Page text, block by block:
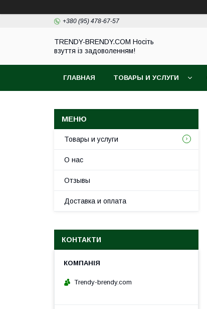
+380 (95) 478-67-57
TRENDY-BRENDY.COM Носіть
взуття із задоволенням!
ГЛАВНАЯ ТОВАРЫ И УСЛУГИ
Товары и услуги
О нас
Отзывы
Доставка и оплата
КОНТАКТИ
Trendy-brendy.com